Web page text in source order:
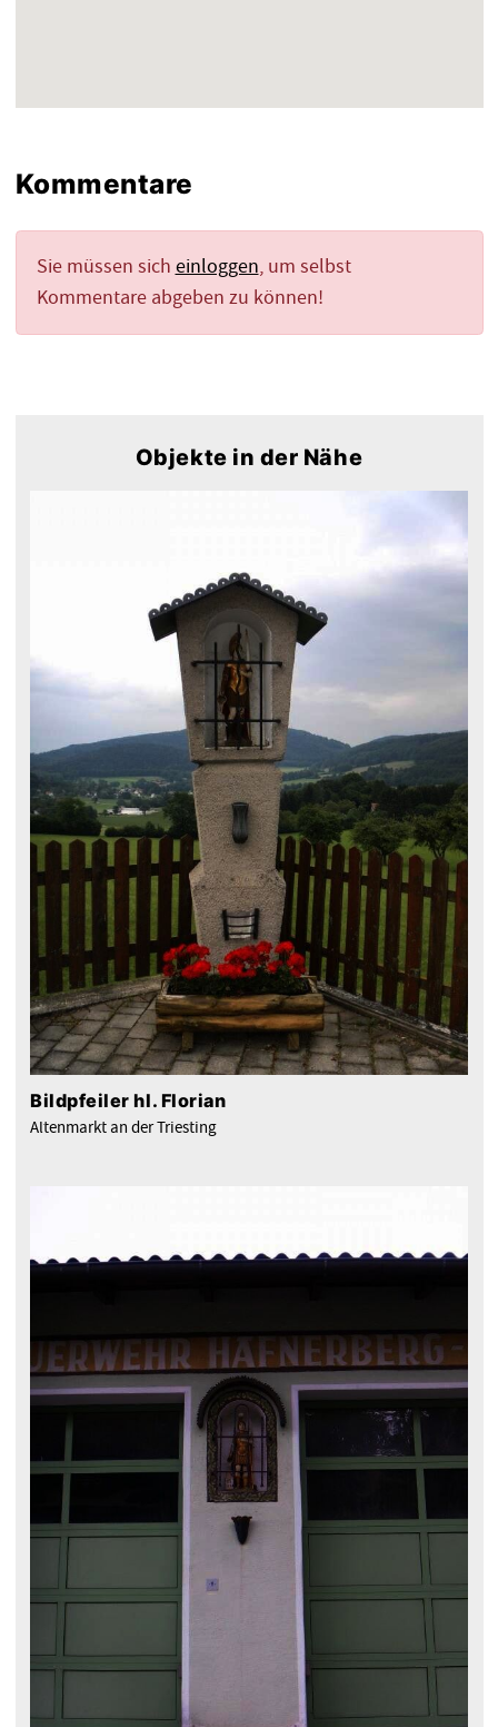
Kommentare
Sie müssen sich einloggen, um selbst
Kommentare abgeben zu können!
Objekte in der Nähe
Bildpfeiler hl. Florian
Altenmarkt an der Triesting